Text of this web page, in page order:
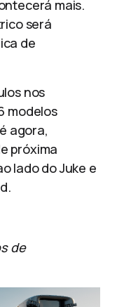
mais.
será
de
nos
modelos
agora,
próxima
lado do Juke e
de